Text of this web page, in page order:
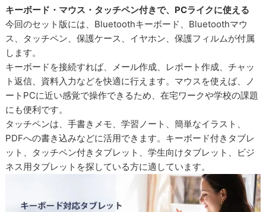
キーボード・マウス・タッチペン付きで、PCライクに使える
今回のセット版には、Bluetoothキーボード、Bluetoothマウ
ス、タッチペン、保護ケース、イヤホン、保護フィルムが付属
します。
キーボードを接続すれば、メール作成、レポート作成、チャッ
ト返信、資料入力などを快適に行えます。マウスを使えば、ノ
ートPCに近い感覚で操作できるため、在宅ワークや学校の課題
にも便利です。
タッチペンは、手書きメモ、学習ノート、簡単なイラスト、
PDFへの書き込みなどに活用できます。キーボード付きタブレ
ット、タッチペン付きタブレット、学生向けタブレット、ビジ
ネス用タブレットを探している方に適しています。